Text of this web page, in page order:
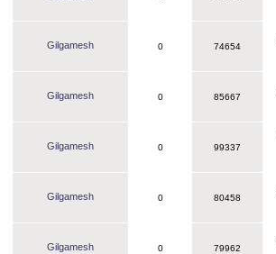
Gilgamesh 0 74654
Gilgamesh 0 85667
Gilgamesh 0 99337
Gilgamesh 0 80458
Gilgamesh 0 79962